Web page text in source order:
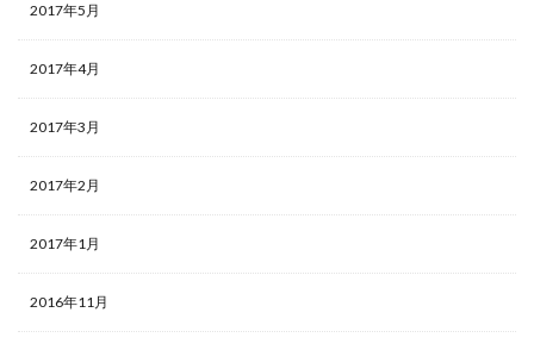
2017年5月
2017年4月
2017年3月
2017年2月
2017年1月
2016年11月